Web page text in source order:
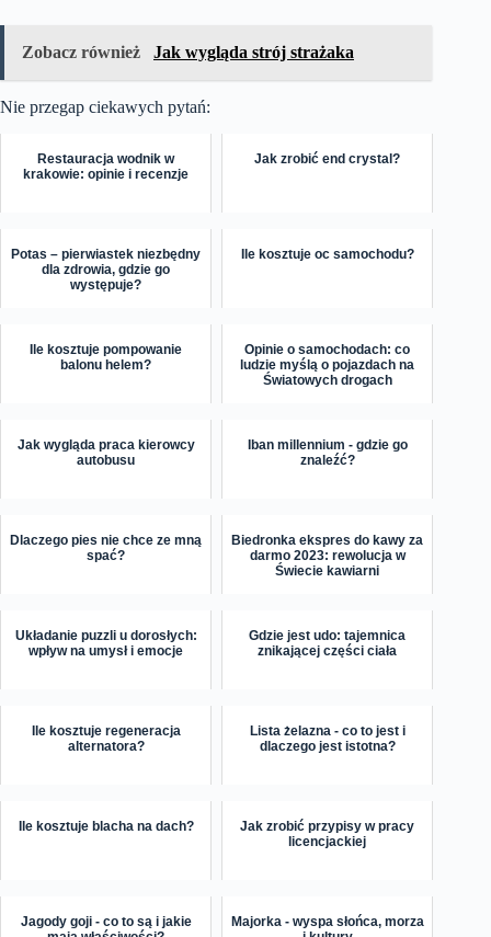
Zobacz również Jak wygląda strój strażaka
Nie przegap ciekawych pytań:
Restauracja wodnik w
krakowie: opinie i recenzje
Jak zrobić end crystal?
Potas – pierwiastek niezbędny
dla zdrowia, gdzie go
występuje?
Ile kosztuje oc samochodu?
Ile kosztuje pompowanie
balonu helem?
Opinie o samochodach: co
ludzie myślą o pojazdach na
Światowych drogach
Jak wygląda praca kierowcy
autobusu
Iban millennium - gdzie go
znaleźć?
Dlaczego pies nie chce ze mną
spać?
Biedronka ekspres do kawy za
darmo 2023: rewolucja w
Świecie kawiarni
Układanie puzzli u dorosłych:
wpływ na umysł i emocje
Gdzie jest udo: tajemnica
znikającej części ciała
Ile kosztuje regeneracja
alternatora?
Lista żelazna - co to jest i
dlaczego jest istotna?
Ile kosztuje blacha na dach?
Jak zrobić przypisy w pracy
licencjackiej
Jagody goji - co to są i jakie
Majorka - wyspa słońca, morza